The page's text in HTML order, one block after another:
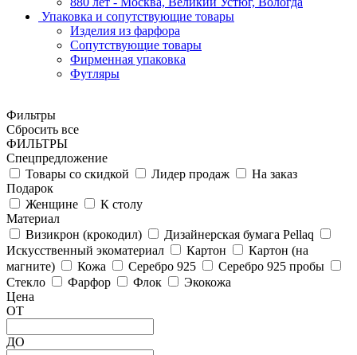
Упаковка и сопутствующие товары
Изделия из фарфора
Сопутствующие товары
Фирменная упаковка
Футляры
Фильтры
Сбросить все
ФИЛЬТРЫ
Спецпредложение
Товары со скидкой
Лидер продаж
На заказ
Подарок
Женщине
К столу
Материал
Визикрон (крокодил)
Дизайнерская бумага Pellaq
Искусственный экоматериал
Картон
Картон (на
магните)
Кожа Серебро 925
Серебро 925 пробы
Стекло
Фарфор Флок
Экокожа
Цена
ОТ
ДО